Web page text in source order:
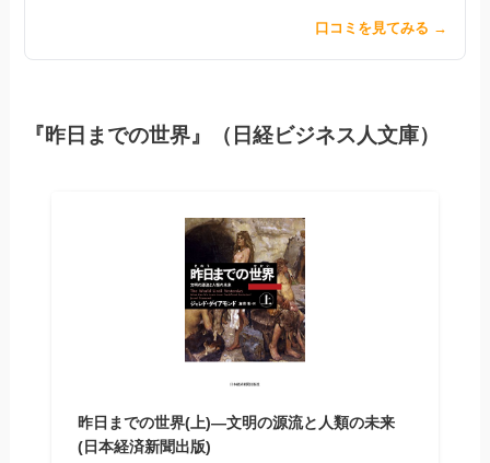
口コミを見てみる →
『昨日までの世界』（日経ビジネス人文庫）
昨日までの世界(上)―文明の源流と人類の未来
(日本経済新聞出版)